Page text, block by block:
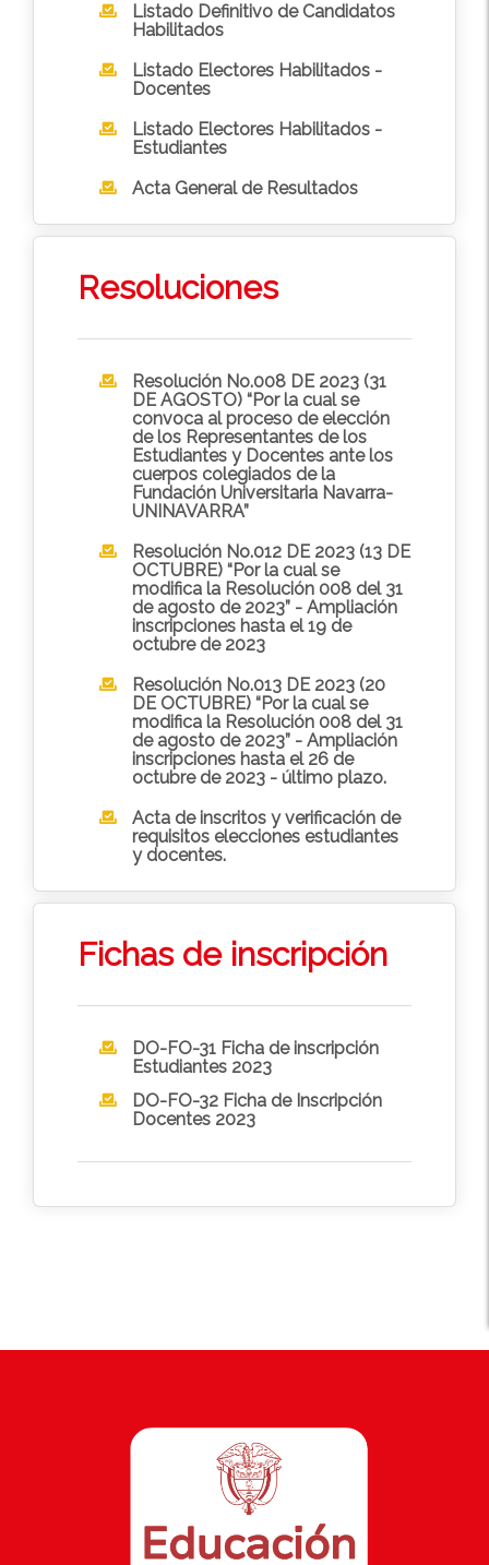
Listado Definitivo de Candidatos
Habilitados
Listado Electores Habilitados -
Docentes
Listado Electores Habilitados -
Estudiantes
Acta General de Resultados
Resoluciones
Resolución No.008 DE 2023 (31
DE AGOSTO) “Por la cual se
convoca al proceso de elección
de los Representantes de los
Estudiantes y Docentes ante los
cuerpos colegiados de la
Fundación Universitaria Navarra-
UNINAVARRA”
Resolución No.012 DE 2023 (13 DE
OCTUBRE) “Por la cual se
modifica la Resolución 008 del 31
de agosto de 2023” - Ampliación
inscripciones hasta el 19 de
octubre de 2023
Resolución No.013 DE 2023 (20
DE OCTUBRE) “Por la cual se
modifica la Resolución 008 del 31
de agosto de 2023” - Ampliación
inscripciones hasta el 26 de
octubre de 2023 - último plazo.
Acta de inscritos y verificación de
requisitos elecciones estudiantes
y docentes.
Fichas de inscripción
DO-FO-31 Ficha de inscripción
Estudiantes 2023
DO-FO-32 Ficha de Inscripción
Docentes 2023